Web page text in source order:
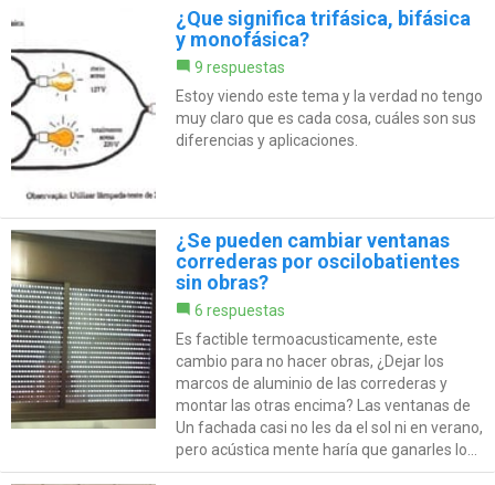
¿Que significa trifásica, bifásica
y monofásica?
9 respuestas
Estoy viendo este tema y la verdad no tengo
muy claro que es cada cosa, cuáles son sus
diferencias y aplicaciones.
¿Se pueden cambiar ventanas
correderas por oscilobatientes
sin obras?
6 respuestas
Es factible termoacusticamente, este
cambio para no hacer obras, ¿Dejar los
marcos de aluminio de las correderas y
montar las otras encima? Las ventanas de
Un fachada casi no les da el sol ni en verano,
pero acústica mente haría que ganarles lo...